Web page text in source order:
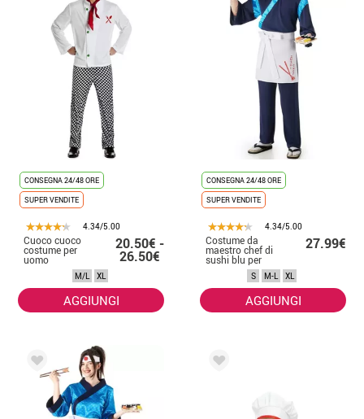
CONSEGNA 24/48 ORE
SUPER VENDITE
4.34/5.00
Cuoco cuoco
costume per
uomo
20.50€ -
26.50€
M/L XL
AGGIUNGI
CONSEGNA 24/48 ORE
SUPER VENDITE
4.34/5.00
Costume da
maestro chef di
sushi blu per
27.99€
S M-L XL
AGGIUNGI